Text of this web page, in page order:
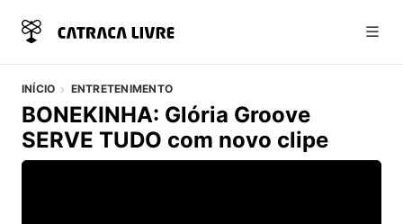
INÍCIO ENTRETENIMENTO
BONEKINHA: Glória Groove
SERVE TUDO com novo clipe
Vídeo do artigo